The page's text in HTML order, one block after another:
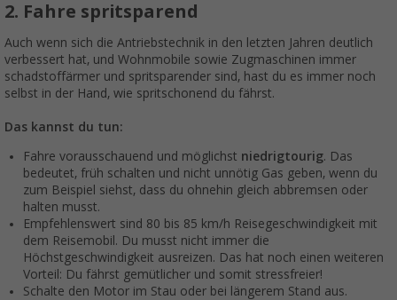
2. Fahre spritsparend
Auch wenn sich die Antriebstechnik in den letzten Jahren deutlich
verbessert hat, und Wohnmobile sowie Zugmaschinen immer
schadstoffärmer und spritsparender sind, hast du es immer noch
selbst in der Hand, wie spritschonend du fährst.
Das kannst du tun:
Fahre vorausschauend und möglichst niedrigtourig. Das
bedeutet, früh schalten und nicht unnötig Gas geben, wenn du
zum Beispiel siehst, dass du ohnehin gleich abbremsen oder
halten musst.
Empfehlenswert sind 80 bis 85 km/h Reisegeschwindigkeit mit
dem Reisemobil. Du musst nicht immer die
Höchstgeschwindigkeit ausreizen. Das hat noch einen weiteren
Vorteil: Du fährst gemütlicher und somit stressfreier!
Schalte den Motor im Stau oder bei längerem Stand aus.